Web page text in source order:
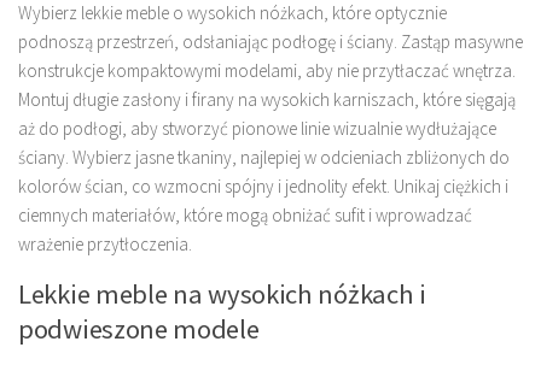
Wybierz lekkie meble o wysokich nóżkach, które optycznie
podnoszą przestrzeń, odsłaniając podłogę i ściany. Zastąp masywne
konstrukcje kompaktowymi modelami, aby nie przytłaczać wnętrza.
Montuj długie zasłony i firany na wysokich karniszach, które sięgają
aż do podłogi, aby stworzyć pionowe linie wizualnie wydłużające
ściany. Wybierz jasne tkaniny, najlepiej w odcieniach zbliżonych do
kolorów ścian, co wzmocni spójny i jednolity efekt. Unikaj ciężkich i
ciemnych materiałów, które mogą obniżać sufit i wprowadzać
wrażenie przytłoczenia.
Lekkie meble na wysokich nóżkach i
podwieszone modele